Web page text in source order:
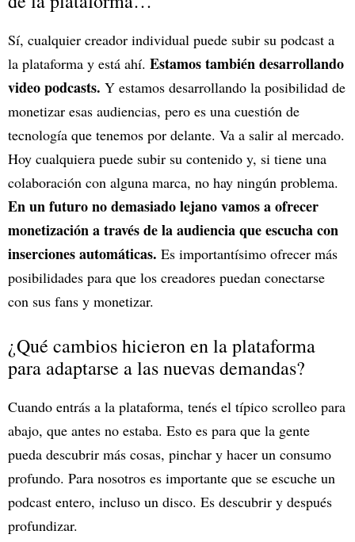
Sí, cualquier creador individual puede subir su podcast a
la plataforma y está ahí. Estamos también desarrollando
video podcasts. Y estamos desarrollando la posibilidad de
monetizar esas audiencias, pero es una cuestión de
tecnología que tenemos por delante. Va a salir al mercado.
Hoy cualquiera puede subir su contenido y, si tiene una
colaboración con alguna marca, no hay ningún problema.
En un futuro no demasiado lejano vamos a ofrecer
monetización a través de la audiencia que escucha con
inserciones automáticas. Es importantísimo ofrecer más
posibilidades para que los creadores puedan conectarse
con sus fans y monetizar.
¿Qué cambios hicieron en la plataforma
para adaptarse a las nuevas demandas?
Cuando entrás a la plataforma, tenés el típico scrolleo para
abajo, que antes no estaba. Esto es para que la gente
pueda descubrir más cosas, pinchar y hacer un consumo
profundo. Para nosotros es importante que se escuche un
podcast entero, incluso un disco. Es descubrir y después
profundizar.